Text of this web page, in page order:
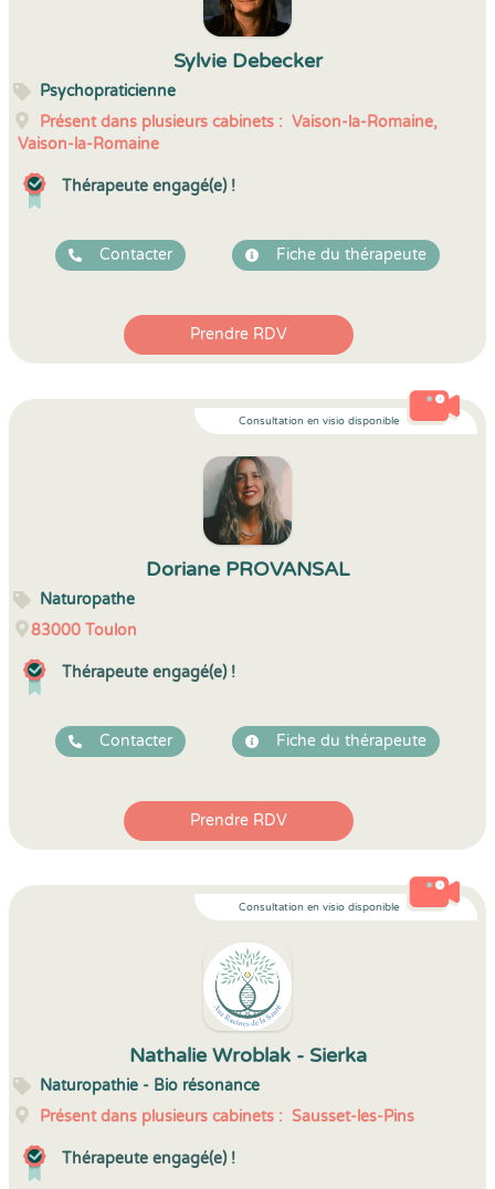
Sylvie Debecker
Psychopraticienne
Présent dans plusieurs cabinets : Vaison-la-Romaine,
Vaison-la-Romaine
Thérapeute engagé(e) !
Contacter Fiche du thérapeute
Prendre RDV
Consultation en visio disponible
Doriane PROVANSAL
Naturopathe
83000 Toulon
Thérapeute engagé(e) !
Contacter Fiche du thérapeute
Prendre RDV
Consultation en visio disponible
Nathalie Wroblak - Sierka
Naturopathie - Bio résonance
Présent dans plusieurs cabinets : Sausset-les-Pins
Thérapeute engagé(e) !